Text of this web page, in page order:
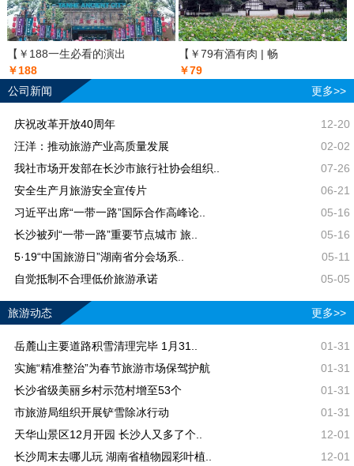
【￥188一生必看的演出
￥188
【￥79有酒有肉 | 畅
￥79
公司新闻
更多>>
庆祝改革开放40周年
12-20
汪洋：推动旅游产业高质量发展
02-02
我社市场开发部在长沙市旅行社协会组织..
07-26
安全生产月旅游安全宣传片
06-21
习近平出席“一带一路”国际合作高峰论..
05-16
长沙被列“一带一路”重要节点城市 旅..
05-16
5·19“中国旅游日”湖南省分会场系..
05-11
自觉抵制不合理低价旅游承诺
05-05
旅游动态 更多>>
岳麓山主要道路积雪清理完毕 1月31..
01-31
实施“精准整治”为春节旅游市场保驾护航
01-31
长沙省级美丽乡村示范村增至53个
01-31
市旅游局组织开展铲雪除冰行动
01-31
天华山景区12月开园 长沙人又多了个..
12-01
长沙周末去哪儿玩 湖南省植物园彩叶植..
12-01